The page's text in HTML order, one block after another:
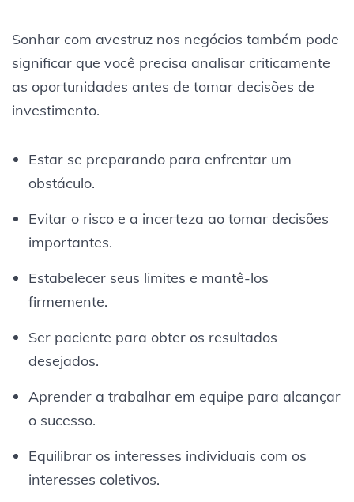
Sonhar com avestruz nos negócios também pode
significar que você precisa analisar criticamente
as oportunidades antes de tomar decisões de
investimento.
Estar se preparando para enfrentar um
obstáculo.
Evitar o risco e a incerteza ao tomar decisões
importantes.
Estabelecer seus limites e mantê-los
firmemente.
Ser paciente para obter os resultados
desejados.
Aprender a trabalhar em equipe para alcançar
o sucesso.
Equilibrar os interesses individuais com os
interesses coletivos.